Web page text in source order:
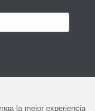
la mejor experiencia